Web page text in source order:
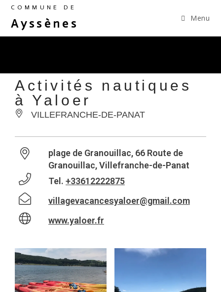
COMMUNE DE
Ayssènes Menu
Activités nautiques
à Yaloer
VILLEFRANCHE-DE-PANAT
plage de Granouillac, 66 Route de
Granouillac, Villefranche-de-Panat
Tel. +33612222875
villagevacancesyaloer@gmail.com
www.yaloer.fr